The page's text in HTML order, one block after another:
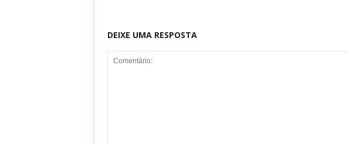
DEIXE UMA RESPOSTA